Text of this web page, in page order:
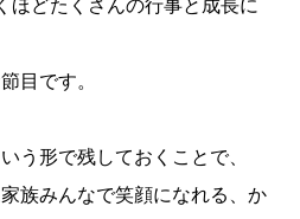
ほどたくさんの行事と成長に
目です。
う形で残しておくことで、
族みんなで笑顔になれる、か